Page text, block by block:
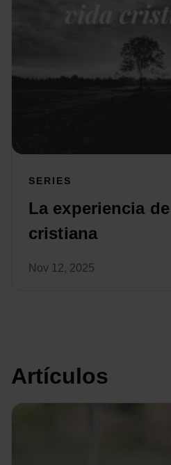
SERIES
La experiencia
cristiana
Nov 12, 2025
Artículos